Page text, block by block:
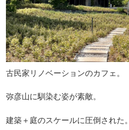
古民家リノベーションのカフェ。
弥彦山に馴染む姿が素敵。
建築＋庭のスケールに圧倒された。